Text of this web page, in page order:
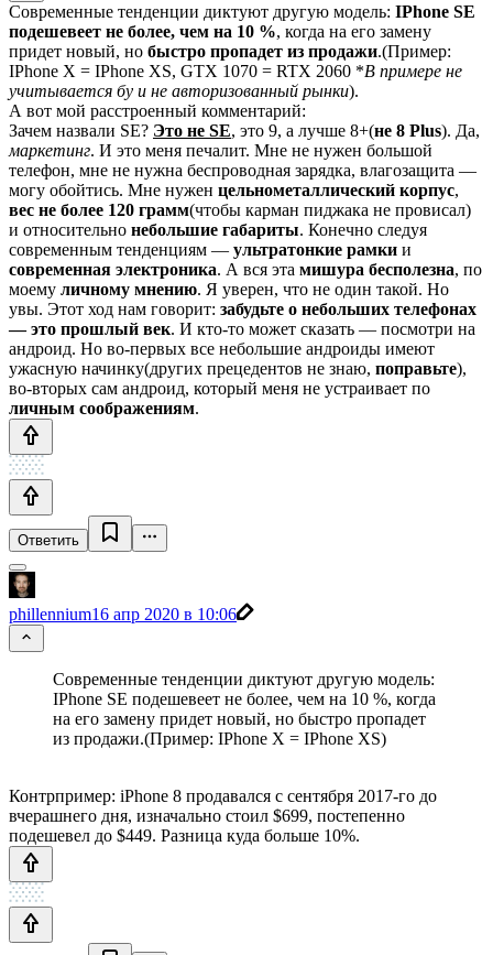
Современные тенденции диктуют другую модель: IPhone SE
подешевеет не более, чем на 10 %, когда на его замену
придет новый, но быстро пропадет из продажи.(Пример:
IPhone X = IPhone XS, GTX 1070 = RTX 2060 *В примере не
учитывается бу и не авторизованный рынки).
А вот мой расстроенный комментарий:
Зачем назвали SE? Это не SE, это 9, а лучше 8+(не 8 Plus). Да,
маркетинг. И это меня печалит. Мне не нужен большой
телефон, мне не нужна беспроводная зарядка, влагозащита —
могу обойтись. Мне нужен цельнометаллический корпус,
вес не более 120 грамм(чтобы карман пиджака не провисал)
и относительно небольшие габариты. Конечно следуя
современным тенденциям — ультратонкие рамки и
современная электроника. А вся эта мишура бесполезна, по
моему личному мнению. Я уверен, что не один такой. Но
увы. Этот ход нам говорит: забудьте о небольших телефонах
— это прошлый век. И кто-то может сказать — посмотри на
андроид. Но во-первых все небольшие андроиды имеют
ужасную начинку(других прецедентов не знаю, поправьте),
во-вторых сам андроид, который меня не устраивает по
личным соображениям.
Ответить
phillennium16 апр 2020 в 10:06
Современные тенденции диктуют другую модель:
IPhone SE подешевеет не более, чем на 10 %, когда
на его замену придет новый, но быстро пропадет
из продажи.(Пример: IPhone X = IPhone XS)
Контрпример: iPhone 8 продавался с сентября 2017-го до
вчерашнего дня, изначально стоил $699, постепенно
подешевел до $449. Разница куда больше 10%.